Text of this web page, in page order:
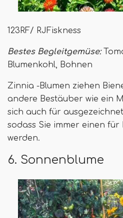
123RF/ RJFiskness
Bestes Begleitgemüse:
Blumenkohl, Bohnen
Zinnia -Blumen ziehen
andere Bestäuber wie ein
sich auch für
sodass Sie immer einen
werden.
6. Sonnenblume